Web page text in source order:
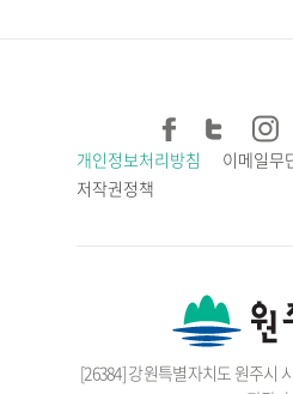
개인정보처리방침
이메일무
저작권정책
[26384] 강원특별자치도 원주시